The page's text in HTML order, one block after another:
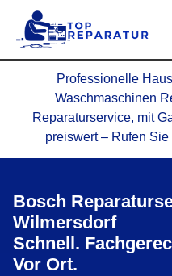
Professionelle
Waschmaschinen
Reparaturservice, mit
preiswert – Rufen
Bosch
Wilmersdorf
Schnell.
Vor Ort.